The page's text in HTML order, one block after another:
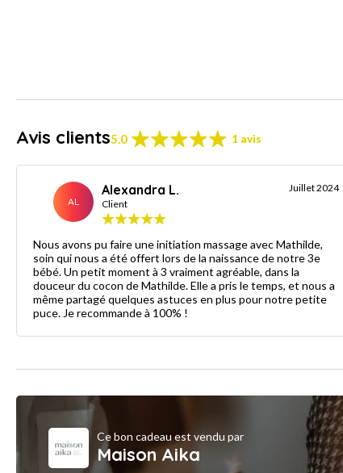
Avis clients5.0 1 avis
AL
Alexandra L.
Client
Juillet 2024
Nous avons pu faire une initiation massage avec Mathilde,
soin qui nous a été offert lors de la naissance de notre 3e
bébé. Un petit moment à 3 vraiment agréable, dans la
douceur du cocon de Mathilde. Elle a pris le temps, et nous a
même partagé quelques astuces en plus pour notre petite
puce. Je recommande à 100% !
Ce bon cadeau est vendu par
Maison Aika